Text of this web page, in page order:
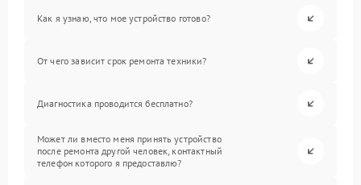
Как я узнаю, что мое устройство готово?
От чего зависит срок ремонта техники?
Диагностика проводится бесплатно?
Может ли вместо меня принять устройство
после ремонта другой человек, контактный
телефон которого я предоставлю?